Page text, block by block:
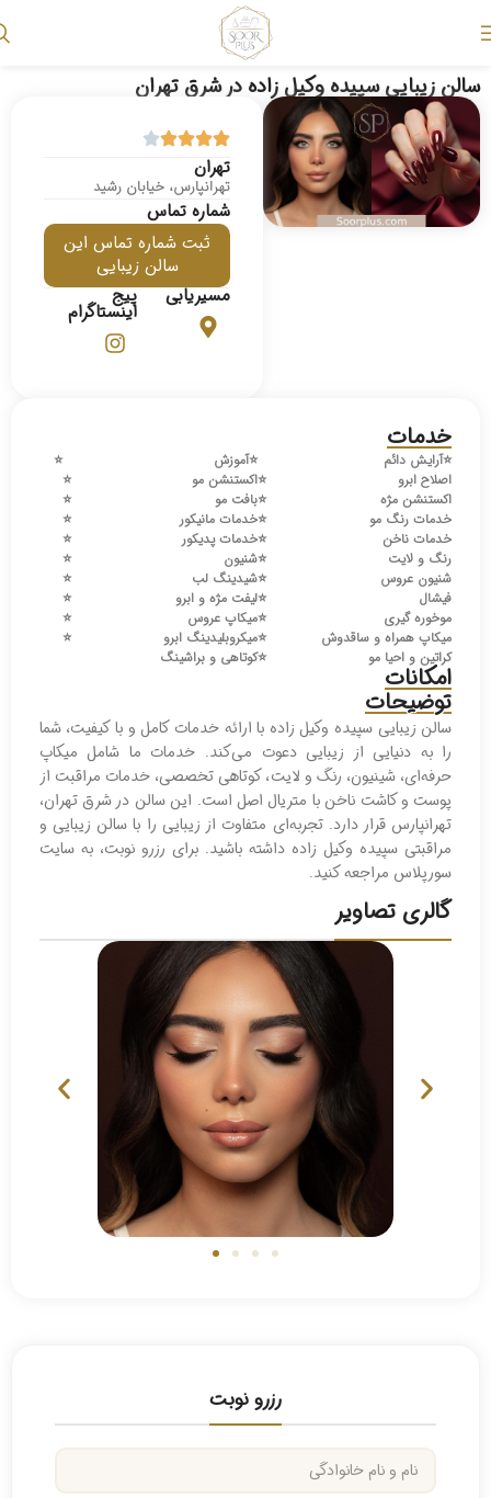
رزرو نوبت
سالن زیبایی سپیده وکیل زاده در شرق تهران
تهران
تهرانپارس، خیابان رشید
شماره تماس
ثبت شماره تماس این
سالن زیبایی
مسیریابی
پیج
اینستاگرام
خدمات
⭐️آرایش دائم ⭐️آموزش
⭐️
اصلاح ابرو
⭐️اکستنشن مو
⭐️
اکستنشن مژه
⭐️بافت مو
⭐️
خدمات رنگ مو
⭐️خدمات مانیکور
⭐️
خدمات ناخن
⭐️خدمات پدیکور
⭐️
رنگ و لایت
⭐️شنیون
⭐️
شنیون عروس
⭐️شیدینگ لب
⭐️
فیشال
⭐️لیفت مژه و ابرو
⭐️
موخوره گیری
⭐️میکاپ عروس
⭐️
میکاپ همراه و ساقدوش
⭐️میکروبلیدینگ ابرو
⭐️
کراتین و احیا مو
⭐️کوتاهی و براشینگ
امکانات
توضیحات
سالن زیبایی سپیده وکیل زاده با ارائه خدمات کامل و با کیفیت، شما
را به دنیایی از زیبایی دعوت می‌کند. خدمات ما شامل میکاپ
حرفه‌ای، شینیون، رنگ و لایت، کوتاهی تخصصی، خدمات مراقبت از
پوست و کاشت ناخن با متریال اصل است. این سالن در شرق تهران،
تهرانپارس قرار دارد. تجربه‌ای متفاوت از زیبایی را با سالن زیبایی و
مراقبتی سپیده وکیل زاده داشته باشید. برای رزرو نوبت، به سایت
سورپلاس مراجعه کنید.
گالری تصاویر